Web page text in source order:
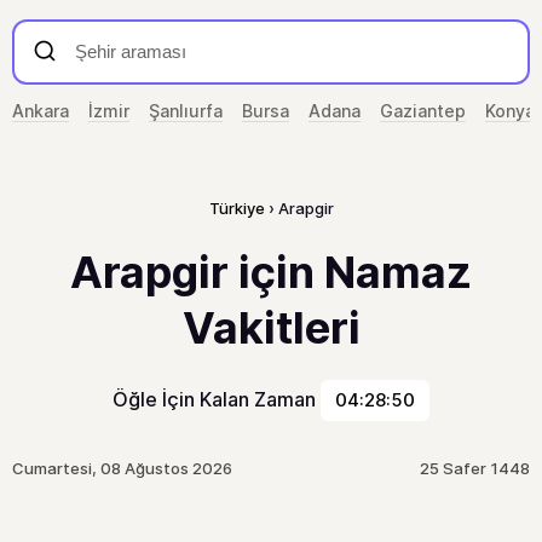
Ankara İzmir Şanlıurfa Bursa Adana Gaziantep Konya
Türkiye Arapgir
Arapgir için Namaz
Vakitleri
Öğle İçin Kalan Zaman 04:28:50
Cumartesi, 08 Ağustos 2026 25 Safer 1448